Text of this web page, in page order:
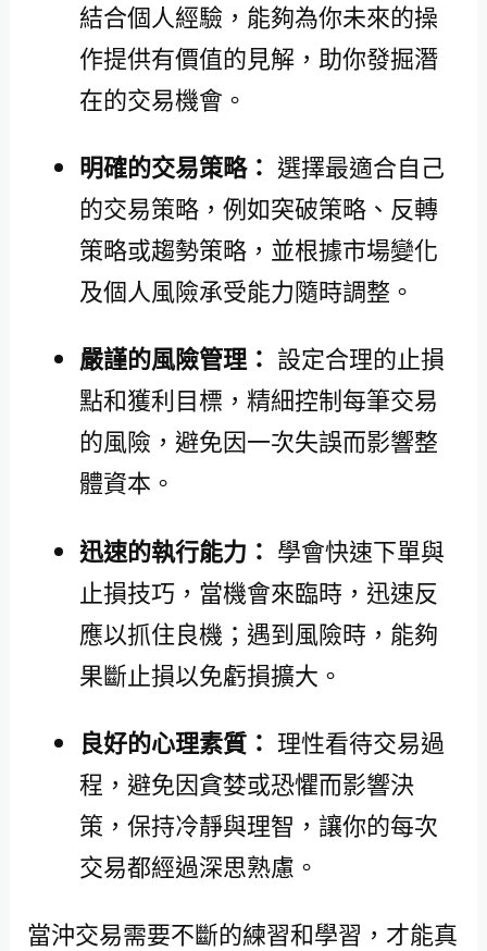
結合個人經驗，能夠為你未來的操
作提供有價值的見解，助你發掘潛
在的交易機會。
明確的交易策略： 選擇最適合自己
的交易策略，例如突破策略、反轉
策略或趨勢策略，並根據市場變化
及個人風險承受能力隨時調整。
嚴謹的風險管理： 設定合理的止損
點和獲利目標，精細控制每筆交易
的風險，避免因一次失誤而影響整
體資本。
迅速的執行能力： 學會快速下單與
止損技巧，當機會來臨時，迅速反
應以抓住良機；遇到風險時，能夠
果斷止損以免虧損擴大。
良好的心理素質： 理性看待交易過
程，避免因貪婪或恐懼而影響決
策，保持冷靜與理智，讓你的每次
交易都經過深思熟慮。
當沖交易需要不斷的練習和學習，才能真